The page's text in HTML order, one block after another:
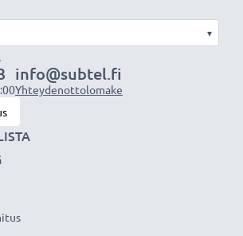
ja ylijännitteeltä, CE ja RoHS -
alkuperäisen Ultimate Ears
varalaturiksi.
▾
info@subtel.fi
Yhteydenottolomake